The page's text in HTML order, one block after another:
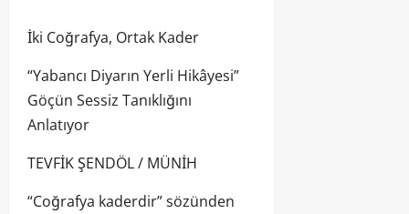
İki Coğrafya, Ortak Kader
“Yabancı Diyarın Yerli Hikâyesi”
Göçün Sessiz Tanıklığını
Anlatıyor
TEVFİK ŞENDÖL / MÜNİH
“Coğrafya kaderdir” sözünden